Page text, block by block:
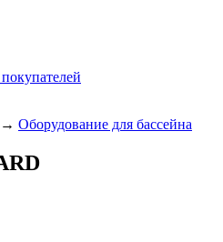
→ Оборудование для бассейна